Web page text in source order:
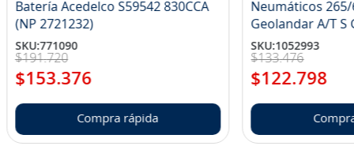
Batería Acedelco S59542 830CCA
(NP 2721232)
SKU:771090
$191.720
$153.376
Compra rápida
Neumáticos 265/
SKU:1052993
$133.476
$122.798